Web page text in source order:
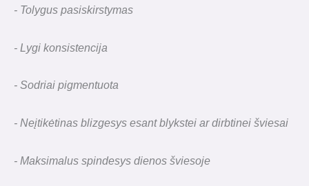
- Tolygus pasiskirstymas
- Lygi konsistencija
- Sodriai pigmentuota
- Neįtikėtinas blizgesys esant blykstei ar dirbtinei šviesai
- Maksimalus spindesys dienos šviesoje